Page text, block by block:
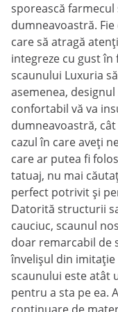
sporească
dumneavoastră.
care să atragă
integreze cu gust
scaunului Luxuria
asemenea,
confortabil vă va
dumneavoastră,
cazul în care aveți
care ar putea fi
tatuaj, nu mai
perfect potrivit și
Datorită structurii
cauciuc, scaunul
doar remarcabil de
învelișul din imitație
scaunului este atât
pentru a sta pe ea.